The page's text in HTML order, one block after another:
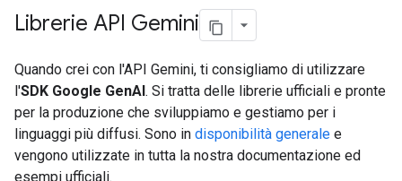
Librerie API Gemini
Quando crei con l'API Gemini, ti consigliamo di utilizzare
l'SDK Google GenAI. Si tratta delle librerie ufficiali e pronte
per la produzione che sviluppiamo e gestiamo per i
linguaggi più diffusi. Sono in disponibilità generale e
vengono utilizzate in tutta la nostra documentazione ed
esempi ufficiali.